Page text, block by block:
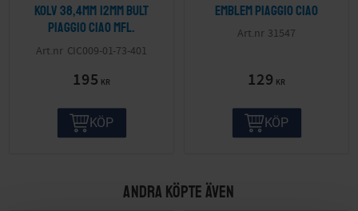
Kolv 38,4mm 12mm bult
Piaggio Ciao mfl.
CIC009-01-73-401
195 KR
KÖP
Emblem Piaggio Ciao
31547
129 KR
KÖP
ANDRA KÖPTE ÄVEN